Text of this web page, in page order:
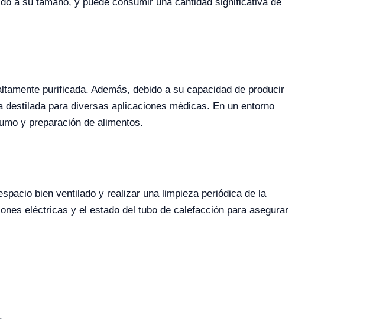
purificada. Además, debido a su capacidad de producir
para diversas aplicaciones médicas. En un entorno
y preparación de alimentos.
bien ventilado y realizar una limpieza periódica de la
eléctricas y el estado del tubo de calefacción para asegurar